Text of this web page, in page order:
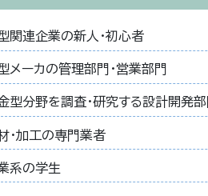
関連企業の新人・初心者
メーカの管理部門・営業部門
型分野を調査・研究する設計開発
・加工の専門業者
系の学生